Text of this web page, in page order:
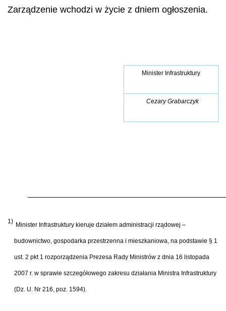
Zarządzenie wchodzi w życie z dniem ogłoszenia.
Minister Infrastruktury
Cezary Grabarczyk
1) Minister Infrastruktury kieruje działem administracji rządowej –
budownictwo, gospodarka przestrzenna i mieszkaniowa, na podstawie § 1
ust. 2 pkt 1 rozporządzenia Prezesa Rady Ministrów z dnia 16 listopada
2007 r. w sprawie szczegółowego zakresu działania Ministra Infrastruktury
(Dz. U. Nr 216, poz. 1594).